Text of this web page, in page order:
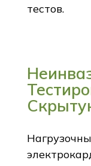
тестов.